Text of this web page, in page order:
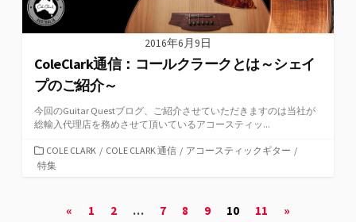
2016年6月9日
ColeClark通信：コールクラークとは～シェイ
プのご紹介～
今回のGuitar Questブログ、ご紹介させていただきますのは当社が
総輸入代理店を務めさせて頂いているアコースティッ...
カ
テ
COLE CLARK / COLE CLARK 通信 / アコースティックギター /
特集
« 1 2 … 7 8 9 10 11 »